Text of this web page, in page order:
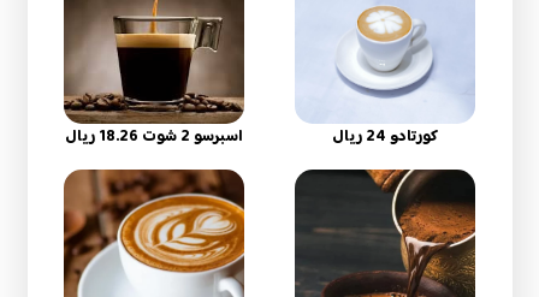
كورتادو 24 ريال اسبرسو 2 شوت 18.26 ريال